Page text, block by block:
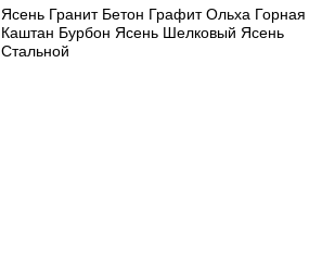
Ясень Гранит Бетон Графит Ольха Горная
Каштан Бурбон Ясень Шелковый Ясень
Стальной